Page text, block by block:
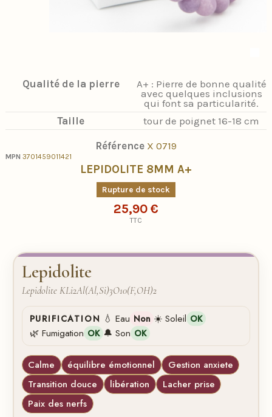
Qualité de la pierre
A+ : Pierre de bonne qualité
avec quelques inclusions
qui font sa particularité.
Taille
tour de poignet 16-18 cm
Référence X 0719
MPN 3701459011421
LEPIDOLITE 8MM A+
Rupture de stock
25,90 €
TTC
Lepidolite
Lepidolite KLi2Al(Al,Si)3O10(F,OH)2
PURIFICATION 💧 Eau Non ☀️ Soleil OK
🌿 Fumigation OK 🔔 Son OK
Calme équilibre émotionnel
Gestion anxiete
Transition douce
libération
Lacher prise
Paix des nerfs